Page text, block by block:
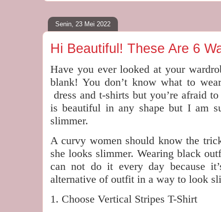
Senin, 23 Mei 2022
Hi Beautiful! These Are 6
Have you ever looked at your
blank! You don’t know what to
dress and t-shirts but you’re afraid
is beautiful in any shape but I am
slimmer.
A curvy women should know the
she looks slimmer. Wearing black
can not do it every day because
alternative of outfit in a way to look
1. Choose Vertical Stripes T-Shirt